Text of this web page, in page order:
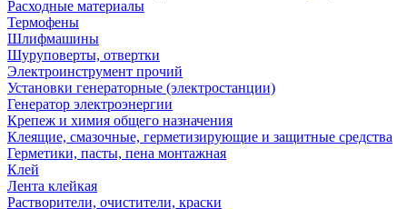
Расходные материалы
Термофены
Шлифмашины
Шуруповерты, отвертки
Электроинструмент прочий
Установки генераторные (электростанции)
Генератор электроэнергии
Крепеж и химия общего назначения
Клеящие, смазочные, герметизирующие и защитные средства
Герметики, пасты, пена монтажная
Клей
Лента клейкая
Растворители, очистители, краски